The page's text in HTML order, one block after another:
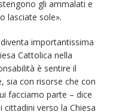
gli ammalati e
lasciate sole».
importantissima
Cattolica nella
è sentire il
sia con risorse che con
facciamo parte – dice
cittadini verso la Chiesa